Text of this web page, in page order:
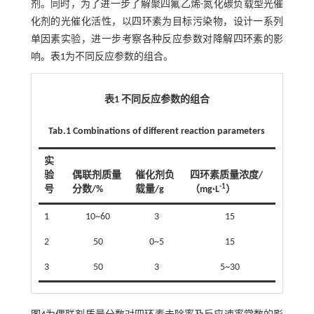
剂。同时，为了进一步了解聚四氟乙烯-氮化碳负载型光催
化剂的光催化活性，以四环素为目标污染物，设计一系列
单因素实验，进一步考察各种反应参数对降解四环素的影
响。 表1为不同反应参数的组合。
表1 不同反应参数的组合
Tab.1 Combinations of different reaction parameters
实
验
号
偶联剂质量
分数/%
催化剂负
载量/g
四环素质量浓度/
（mg·L-1）
1 10~60 3 15
2 50 0~5 15
3 50 3 5~30